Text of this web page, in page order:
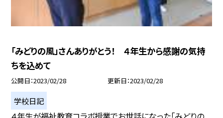
「みどりの風」さんありがとう！ ４年生から感謝の気持
ちを込めて
公開日 2023/02/28 更新日 2023/02/28
学校日記